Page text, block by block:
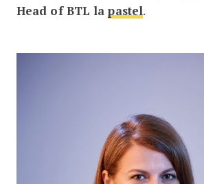
Head of BTL lapastel.